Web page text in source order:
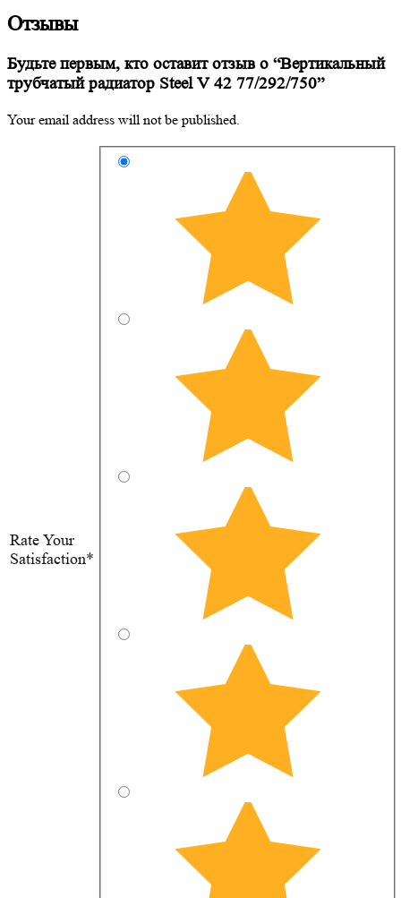
Отзывы
Будьте первым, кто оставит отзыв о “Вертикальный
трубчатый радиатор Steel V 42 77/292/750”
Your email address will not be published.
Rate Your
Satisfaction*